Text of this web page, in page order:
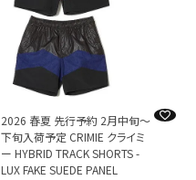
2026 春夏 先行予約 2月中旬～
下旬入荷予定 CRIMIE クライミ
ー HYBRID TRACK SHORTS -
LUX FAKE SUEDE PANEL